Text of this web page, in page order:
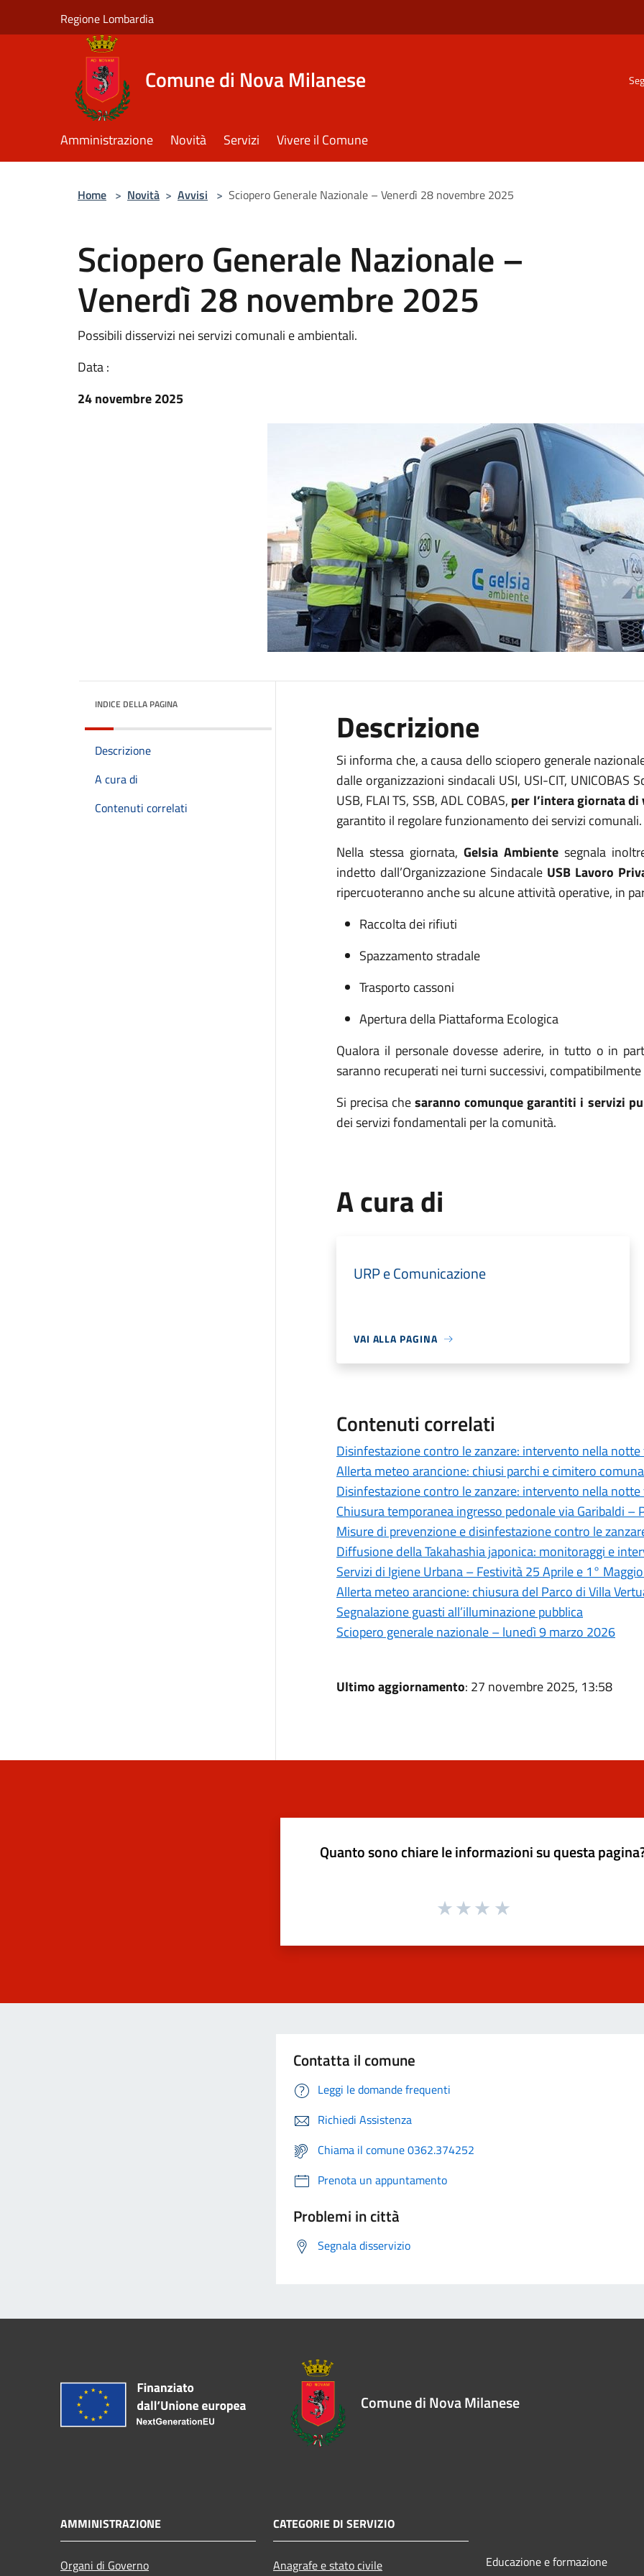
Regione Lombardia
Comune di Nova Milanese
Amministrazione Novità Servizi Vivere il Comune
Home > Novità > Avvisi > Sciopero Generale Nazionale – Venerdì 28 novembre 2025
Sciopero Generale Nazionale –
Venerdì 28 novembre 2025
Possibili disservizi nei servizi comunali e ambientali.
Data :
24 novembre 2025
INDICE DELLA PAGINA
Descrizione
A cura di
Contenuti correlati
Descrizione
Si informa che, a causa dello sciopero generale
dalle organizzazioni sindacali USI, USI-CIT, UNICOBAS
USB, FLAI TS, SSB, ADL COBAS, per l’intera giornata
garantito il regolare funzionamento dei servizi comunali.
Nella stessa giornata,Gelsia Ambiente segnala
indetto dall’Organizzazione Sindacale USB Lavoro
ripercuoteranno anche su alcune attività operative, in
Raccolta dei rifiuti
Spazzamento stradale
Trasporto cassoni
Apertura della Piattaforma Ecologica
Qualora il personale dovesse aderire, in tutto o in
saranno recuperati nei turni successivi,
Si precisa chesaranno comunque garantiti i servizi
dei servizi fondamentali per la comunità.
A cura di
URP e Comunicazione
VAI ALLA PAGINA
Contenuti correlati
Disinfestazione contro le zanzare: intervento nella
Allerta meteo arancione: chiusi parchi e cimitero
Disinfestazione contro le zanzare: intervento nella
Chiusura temporanea ingresso pedonale via Garibaldi –
Misure di prevenzione e disinfestazione contro le
Diffusione della Takahashia japonica: monitoraggi e
Servizi di Igiene Urbana – Festività 25 Aprile e 1°
Allerta meteo arancione: chiusura del Parco di Villa
Segnalazione guasti all’illuminazione pubblica
Sciopero generale nazionale – lunedì 9 marzo 2026
Ultimo aggiornamento: 27 novembre 2025, 13:58
Quanto sono chiare le informazioni su questa
Contatta il comune
Leggi le domande frequenti
Richiedi Assistenza
Chiama il comune 0362.374252
Prenota un appuntamento
Problemi in città
Segnala disservizio
Comune di Nova Milanese
AMMINISTRAZIONE
Organi di Governo
CATEGORIE DI SERVIZIO
Anagrafe e stato civile Educazione e formazione